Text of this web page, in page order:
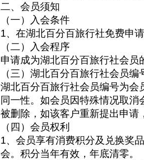
二、会员须知
（一）入会条件
1、在湖北百分百旅行社免费申
（二）入会程序
申请成为湖北百分百旅行社会
（三）湖北百分百旅行社会员编
湖北百分百旅行社会员编号为
同一性。如会员因特殊情况取
被删除，如该客户重新提出申
（四）会员权利
1、会员享有消费积分及兑换奖
会。积分当年有效，年底